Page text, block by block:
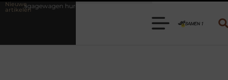
Nieuwe
artikelenKies de juiste aanhanger voor jouw klus